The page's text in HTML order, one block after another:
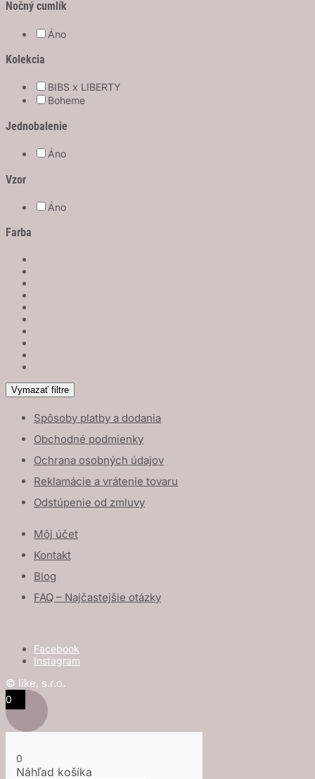
Nočný cumlík
Áno
Kolekcia
BIBS x LIBERTY
Boheme
Jednobalenie
Áno
Vzor
Áno
Farba
Vymazať filtre
Spôsoby platby a dodania
Obchodné podmienky
Ochrana osobných údajov
Reklamácie a vrátenie tovaru
Odstúpenie od zmluvy
Môj účet
Kontakt
Blog
FAQ – Najčastejšie otázky
Facebook
Instagram
© like, s.r.o.
0
0
Náhľad košíka